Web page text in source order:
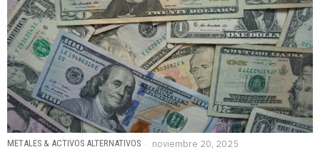
METALES & ACTIVOS ALTERNATIVOS noviembre 20, 2025